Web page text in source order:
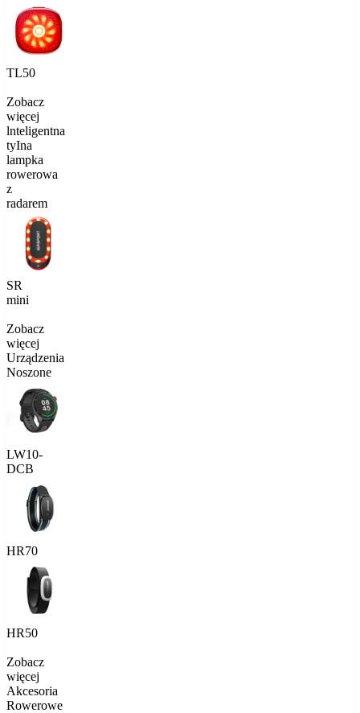
TL50
Zobacz
więcej
lnteligentna
tyIna
lampka
rowerowa
z
radarem
SR
mini
Zobacz
więcej
Urządzenia
Noszone
LW10-
DCB
HR70
HR50
Zobacz
więcej
Akcesoria
Rowerowe